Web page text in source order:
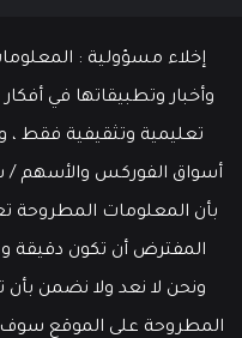
عمل
إخلاء مسؤولية :
وأخبار وتطبيقاتها في
تعليمية وتثقيفية فقط ،
أسواق الفوركس والأسهم /
بأن المعلومات المطروحة
المفترض أن تكون دقيقة و
ونحن لا نعد ولا نضمن بأن
المطروحة على الموقع سوف